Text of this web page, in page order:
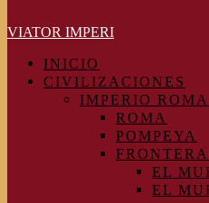
VIATOR IMPERI
INICIO
CIVILIZACIONES
IMPERIO
ROMA
POMPEYA
EL
EL